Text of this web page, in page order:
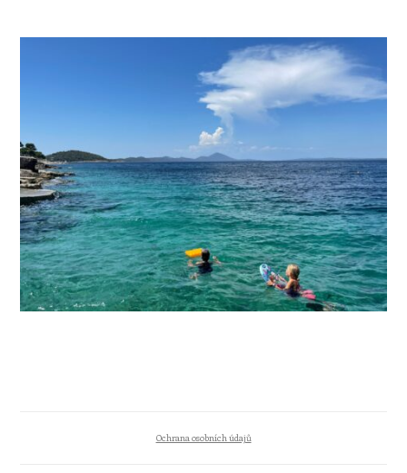
Ochrana osobních údajů